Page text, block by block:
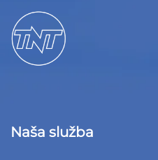
Kontaktuj Nás
Naša služba